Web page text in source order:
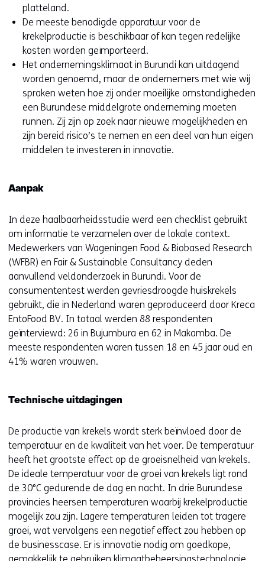
platteland.
De meeste benodigde apparatuur voor de
krekelproductie is beschikbaar of kan tegen redelijke
kosten worden geïmporteerd.
Het ondernemingsklimaat in Burundi kan uitdagend
worden genoemd, maar de ondernemers met wie wij
spraken weten hoe zij onder moeilijke omstandigheden
een Burundese middelgrote onderneming moeten
runnen. Zij zijn op zoek naar nieuwe mogelijkheden en
zijn bereid risico’s te nemen en een deel van hun eigen
middelen te investeren in innovatie.
Aanpak
In deze haalbaarheidsstudie werd een checklist gebruikt
om informatie te verzamelen over de lokale context.
Medewerkers van Wageningen Food & Biobased Research
(WFBR) en Fair & Sustainable Consultancy deden
aanvullend veldonderzoek in Burundi. Voor de
consumententest werden gevriesdroogde huiskrekels
gebruikt, die in Nederland waren geproduceerd door Kreca
EntoFood BV. In totaal werden 88 respondenten
geïnterviewd: 26 in Bujumbura en 62 in Makamba. De
meeste respondenten waren tussen 18 en 45 jaar oud en
41% waren vrouwen.
Technische uitdagingen
De productie van krekels wordt sterk beïnvloed door de
temperatuur en de kwaliteit van het voer. De temperatuur
heeft het grootste effect op de groeisnelheid van krekels.
De ideale temperatuur voor de groei van krekels ligt rond
de 30°C gedurende de dag en nacht. In drie Burundese
provincies heersen temperaturen waarbij krekelproductie
mogelijk zou zijn. Lagere temperaturen leiden tot tragere
groei, wat vervolgens een negatief effect zou hebben op
de businesscase. Er is innovatie nodig om goedkope,